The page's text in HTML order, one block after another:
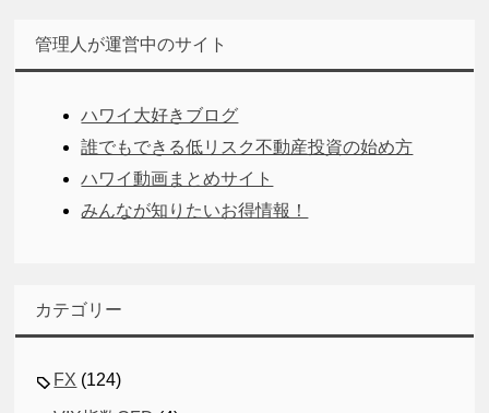
管理人が運営中のサイト
ハワイ大好きブログ
誰でもできる低リスク不動産投資の始め方
ハワイ動画まとめサイト
みんなが知りたいお得情報！
カテゴリー
FX (124)